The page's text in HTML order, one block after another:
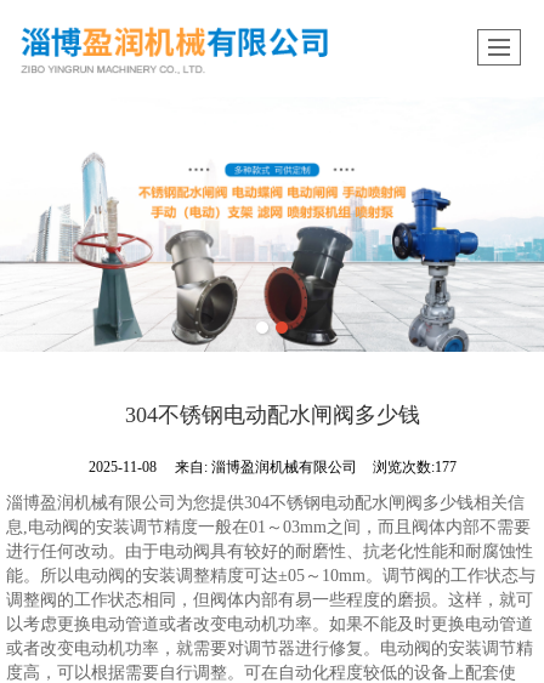
304不锈钢电动配水闸阀多少钱
2025-11-08 来自: 淄博盈润机械有限公司 浏览次数:177
淄博盈润机械有限公司为您提供304不锈钢电动配水闸阀多少钱相关信
息,电动阀的安装调节精度一般在01～03mm之间，而且阀体内部不需要
进行任何改动。由于电动阀具有较好的耐磨性、抗老化性能和耐腐蚀性
能。所以电动阀的安装调整精度可达±05～10mm。调节阀的工作状态与
调整阀的工作状态相同，但阀体内部有易一些程度的磨损。这样，就可
以考虑更换电动管道或者改变电动机功率。如果不能及时更换电动管道
或者改变电动机功率，就需要对调节器进行修复。电动阀的安装调节精
度高，可以根据需要自行调整。可在自动化程度较低的设备上配套使